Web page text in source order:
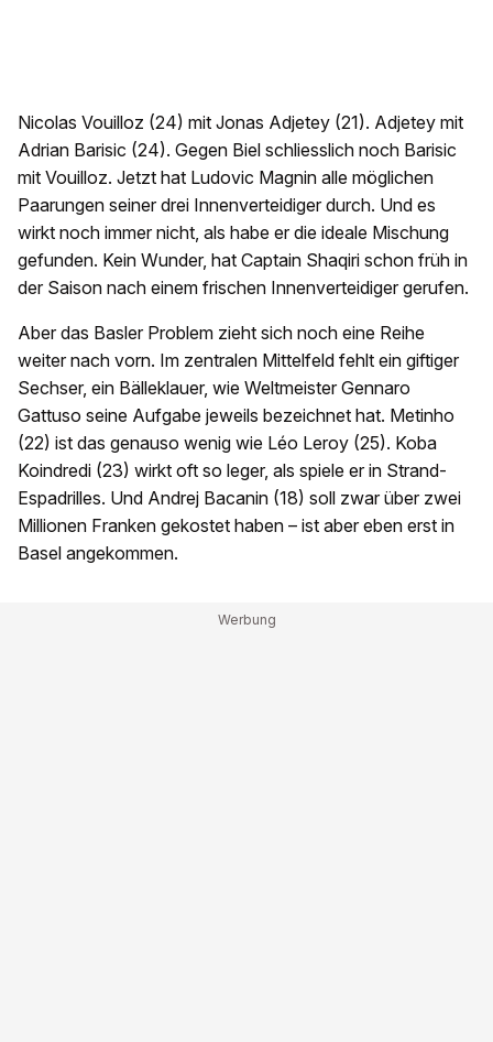
Nicolas Vouilloz (24) mit Jonas Adjetey (21). Adjetey mit
Adrian Barisic (24). Gegen Biel schliesslich noch Barisic
mit Vouilloz. Jetzt hat Ludovic Magnin alle möglichen
Paarungen seiner drei Innenverteidiger durch. Und es
wirkt noch immer nicht, als habe er die ideale Mischung
gefunden. Kein Wunder, hat Captain Shaqiri schon früh in
der Saison nach einem frischen Innenverteidiger gerufen.
Aber das Basler Problem zieht sich noch eine Reihe
weiter nach vorn. Im zentralen Mittelfeld fehlt ein giftiger
Sechser, ein Bälleklauer, wie Weltmeister Gennaro
Gattuso seine Aufgabe jeweils bezeichnet hat. Metinho
(22) ist das genauso wenig wie Léo Leroy (25). Koba
Koindredi (23) wirkt oft so leger, als spiele er in Strand-
Espadrilles. Und Andrej Bacanin (18) soll zwar über zwei
Millionen Franken gekostet haben – ist aber eben erst in
Basel angekommen.